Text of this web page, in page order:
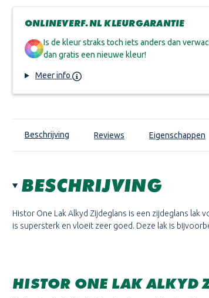
ONLINEVERF.NL KLEURGARANTIE
Is de kleur straks toch iets anders dan
dan gratis een nieuwe kleur!
Meer info
Beschrijving Reviews Eigenschappen
BESCHRIJVING
Histor One Lak Alkyd Zijdeglans is een zijdeglans lak
is supersterk en vloeit zeer goed. Deze lak is
HISTOR ONE LAK ALKYD